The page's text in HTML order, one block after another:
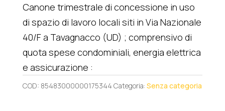
Canone trimestrale di concessione in uso
di spazio di lavoro locali siti in Via Nazionale
40/F a Tavagnacco (UD) ; comprensivo di
quota spese condominiali, energia elettrica
e assicurazione :
COD: 85483000000175344 Categoria: Senza categoria